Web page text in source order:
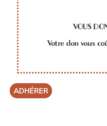
VOUS
Votre don vous
ADHÉRER